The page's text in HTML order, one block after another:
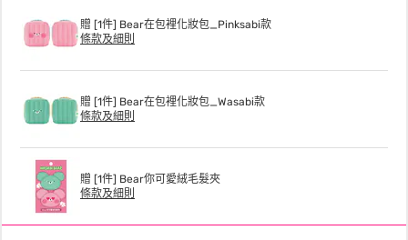
贈 [1件] Bear在包裡化妝包_Pinksabi款
條款及細則
贈 [1件] Bear在包裡化妝包_Wasabi款
條款及細則
贈 [1件] Bear你可愛絨毛髮夾
條款及細則